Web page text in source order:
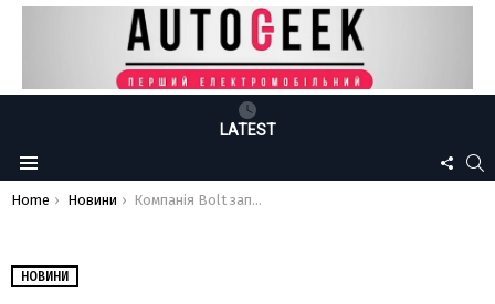
LATEST
Menu
US
You are here:
Home Новини Компанія Bolt запустила нову категорію Go в Києві
НОВИНИ